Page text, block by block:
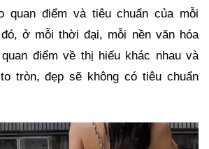
quan điểm và tiêu chuẩn của mỗi
ở mỗi thời đại, mỗi nền văn hóa
điểm về thị hiếu khác nhau và
tròn, đẹp sẽ không có tiêu chuẩn